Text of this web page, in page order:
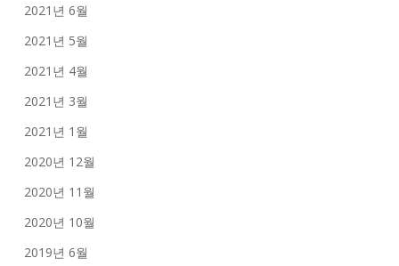
2021년 6월
2021년 5월
2021년 4월
2021년 3월
2021년 1월
2020년 12월
2020년 11월
2020년 10월
2019년 6월